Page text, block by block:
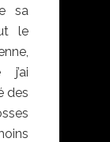
sa
le
des